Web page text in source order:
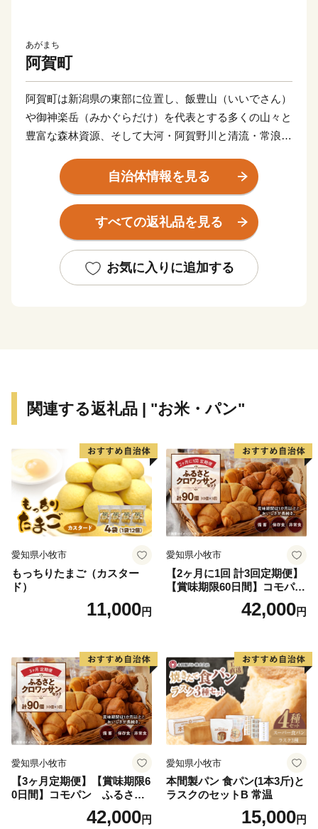
あがまち
阿賀町
阿賀町は新潟県の東部に位置し、飯豊山（いいでさん）
や御神楽岳（みかぐらだけ）を代表とする多くの山々と
豊富な森林資源、そして大河・阿賀野川と清流・常浪川
古くから水上・陸上交通の要所であったという歴史があ
り、その名残として阿賀野川ライン舟下りや磐越西線が
語号（C57）」の路線地でもあります。
毎年、約3万人の観光客が訪れる「つがわ狐の嫁入り行
キーと1年を通じてやすらぎや楽しみを与えてくれま
す。
豊かな自然や観光資源だけでなく、阿賀町の子育て支援
制度は大変充実しており県内トップクラスです！例え
料、病児保育の実施（H29年9月～）、学童保育の実
施、子ども医療費助成は高校卒業までが対象・・・等々
ぜひ一度阿賀町を訪れていただき、阿賀町を堪能してみ
てください。
自治体情報を見る
すべての返礼品を見る
お気に入りに追加する
関連する返礼品 | "お米・パン"
愛知県小牧市
もっちりたまご（カスター
ド）
11,000円
愛知県小牧市
【2ヶ月に1回 計3回定期便】
【賞味期限60日間】コモパ
ン ふるさとクロワッサンセ
ット（計90個）／災害用備蓄
42,000円
愛知県小牧市
【3ヶ月定期便】【賞味期限6
0日間】コモパン ふるさと
クロワッサンセット（計90
個）／災害用備蓄 保存食 非
42,000円
愛知県小牧市
本間製パン 食パン(1本3斤)と
ラスクのセットB 常温
15,000円